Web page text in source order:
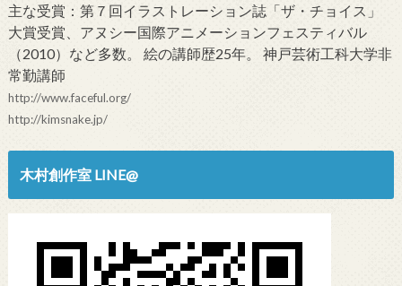
主な受賞：第７回イラストレーション誌「ザ・チョイス」
大賞受賞、アヌシー国際アニメーションフェスティバル
（2010）など多数。 絵の講師歴25年。 神戸芸術工科大学非
常勤講師
http://www.faceful.org/
http://kimsnake.jp/
木村創作室 LINE@